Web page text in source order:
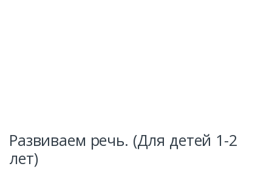
Развиваем речь. (Для детей 1-2
лет)